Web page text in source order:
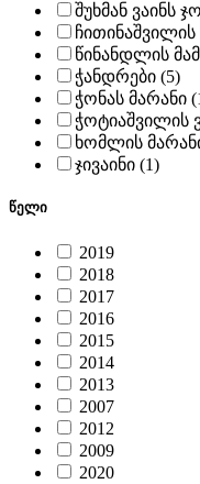
შუხმან ვაინს
წინანდლის
ჭანდრები (5)
ჭონას მარანი
ჭოტიაშვილის
ხომლის
ჯივაინი (1)
წელი
2019
2018
2017
2016
2015
2014
2013
2007
2012
2009
2020